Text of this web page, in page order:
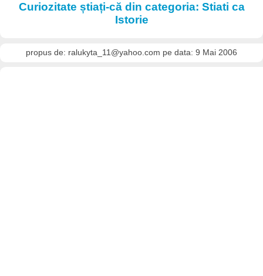
Curiozitate știați-că din categoria: Stiati ca
Istorie
propus de: ralukyta_11@yahoo.com pe data: 9 Mai 2006